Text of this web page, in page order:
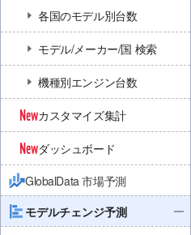
各国のモデル別台数
モデル/メーカー/国 検索
機種別エンジン台数
カスタマイズ集計
ダッシュボード
GlobalData 市場予測
モデルチェンジ予測